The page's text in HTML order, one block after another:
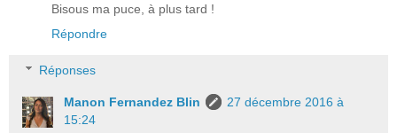
Bisous ma puce, à plus tard !
Répondre
Réponses
Manon Fernandez Blin
27 décembre 2016 à
15:24